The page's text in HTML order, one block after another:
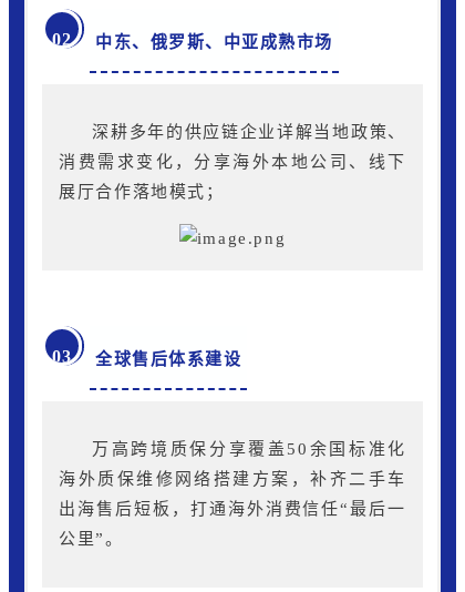
02 中东、俄罗斯、中亚成熟市场
深耕多年的供应链企业详解当地政策、
消费需求变化，分享海外本地公司、线下
展厅合作落地模式；
03 全球售后体系建设
万高跨境质保 分享覆盖50余国标准化
海外质保维修网络搭建方案，补齐二手车
出海售后短板，打通海外消费信任“最后一
公里”。